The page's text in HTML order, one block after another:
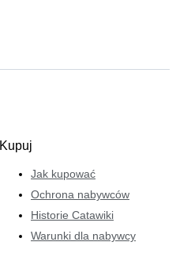
Kupuj
Jak kupować
Ochrona nabywców
Historie Catawiki
Warunki dla nabywcy